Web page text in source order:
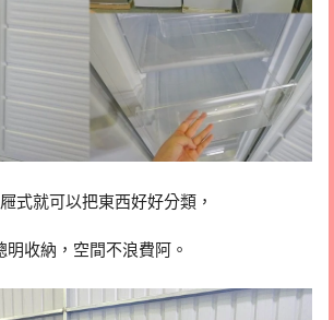
式就可以把東西好好分類，
明收納，空間不浪費阿。